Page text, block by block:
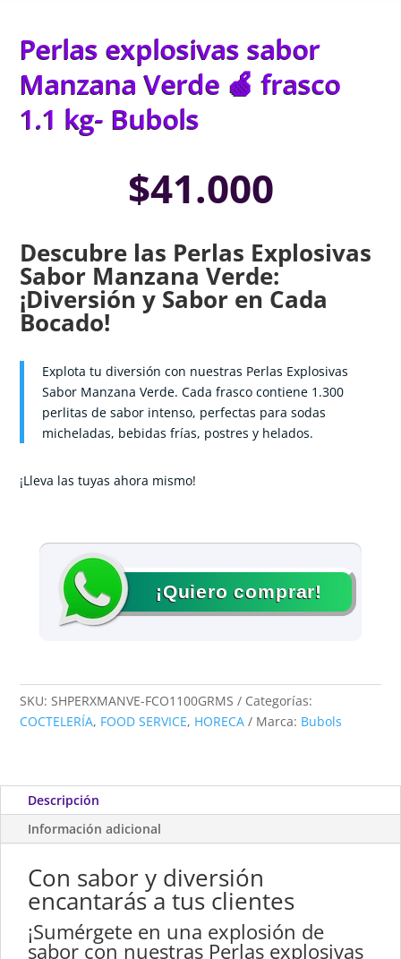
Perlas explosivas sabor
Manzana Verde 🍏 frasco
1.1 kg- Bubols
$41.000
Descubre las Perlas Explosivas
Sabor Manzana Verde:
¡Diversión y Sabor en Cada
Bocado!
Explota tu diversión con nuestras Perlas Explosivas
Sabor Manzana Verde. Cada frasco contiene 1.300
perlitas de sabor intenso, perfectas para sodas
micheladas, bebidas frías, postres y helados.
¡Lleva las tuyas ahora mismo!
¡Quiero comprar!
SKU:SHPERXMANVE-FCO1100GRMS
Categorías:
COCTELERÍA, FOOD SERVICE, HORECA Marca: Bubols
Descripción
Información adicional
Con sabor y diversión
encantarás a tus clientes
¡Sumérgete en una explosión de
sabor con nuestras Perlas explosivas